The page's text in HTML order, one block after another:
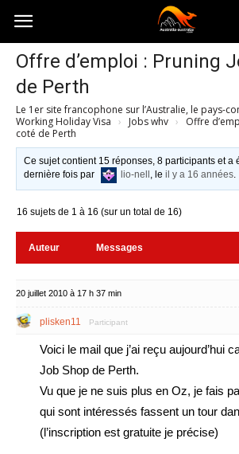
Australia-
australie.com
Offre d’emploi : Pruning
de Perth
Le 1er site francophone sur l’Australie, le pays-
Working Holiday Visa › Jobs whv ›
Offre
coté de Perth
Ce sujet contient 15 réponses, 8 participants et a
dernière fois par
lio-nell , leil y a 16 années.
16 sujets de 1 à 16 (sur un total de 16)
Auteur Messages
20 juillet 2010 à 17 h 37 min
plisken11 Participant
Voici le mail que j’ai reçu aujourd’hui
Job Shop de Perth.
Vu que je ne suis plus en Oz, je fais
qui sont intéressés fassent un tour
(l’inscription est gratuite je précise)